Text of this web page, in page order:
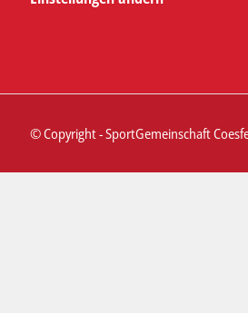
© Copyright - SportGemeinschaft